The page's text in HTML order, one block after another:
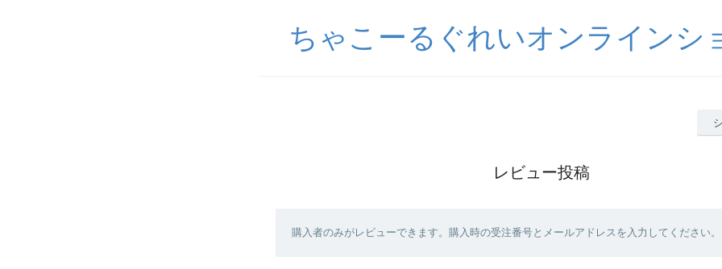
ちゃこーるぐれいオンラインシ
レビュー投稿
購入者のみがレビューできます。購入時の受注番号とメールアドレスを入力してください。